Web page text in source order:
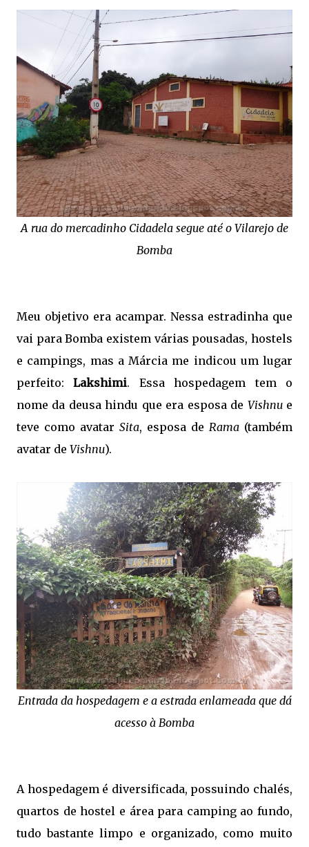
A rua do mercadinho Cidadela segue até o Vilarejo de
Bomba
Meu objetivo era acampar. Nessa estradinha que
vai para Bomba existem várias pousadas, hostels
e campings, mas a Márcia me indicou um lugar
perfeito:Lakshimi. Essa hospedagem tem o
nome da deusa hindu que era esposa de Vishnue
teve como avatar Sita, esposa de Rama (também
avatar de Vishnu).
Entrada da hospedagem e a estrada enlameada que dá
acesso à Bomba
A hospedagem é diversificada, possuindo chalés,
quartos de hostel e área para camping ao fundo,
tudo bastante limpo e organizado, como muito